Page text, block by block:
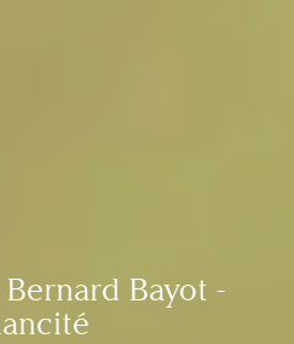
Bayot -